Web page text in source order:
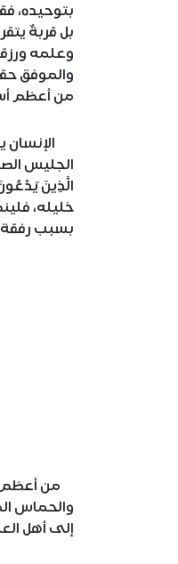
بل قربةٌ
وعلمه
والموفق
من أعظم
الإنسان
الجليس
خليله،
بسبب رفقة
من أعظم
والحماس
إلى أهل